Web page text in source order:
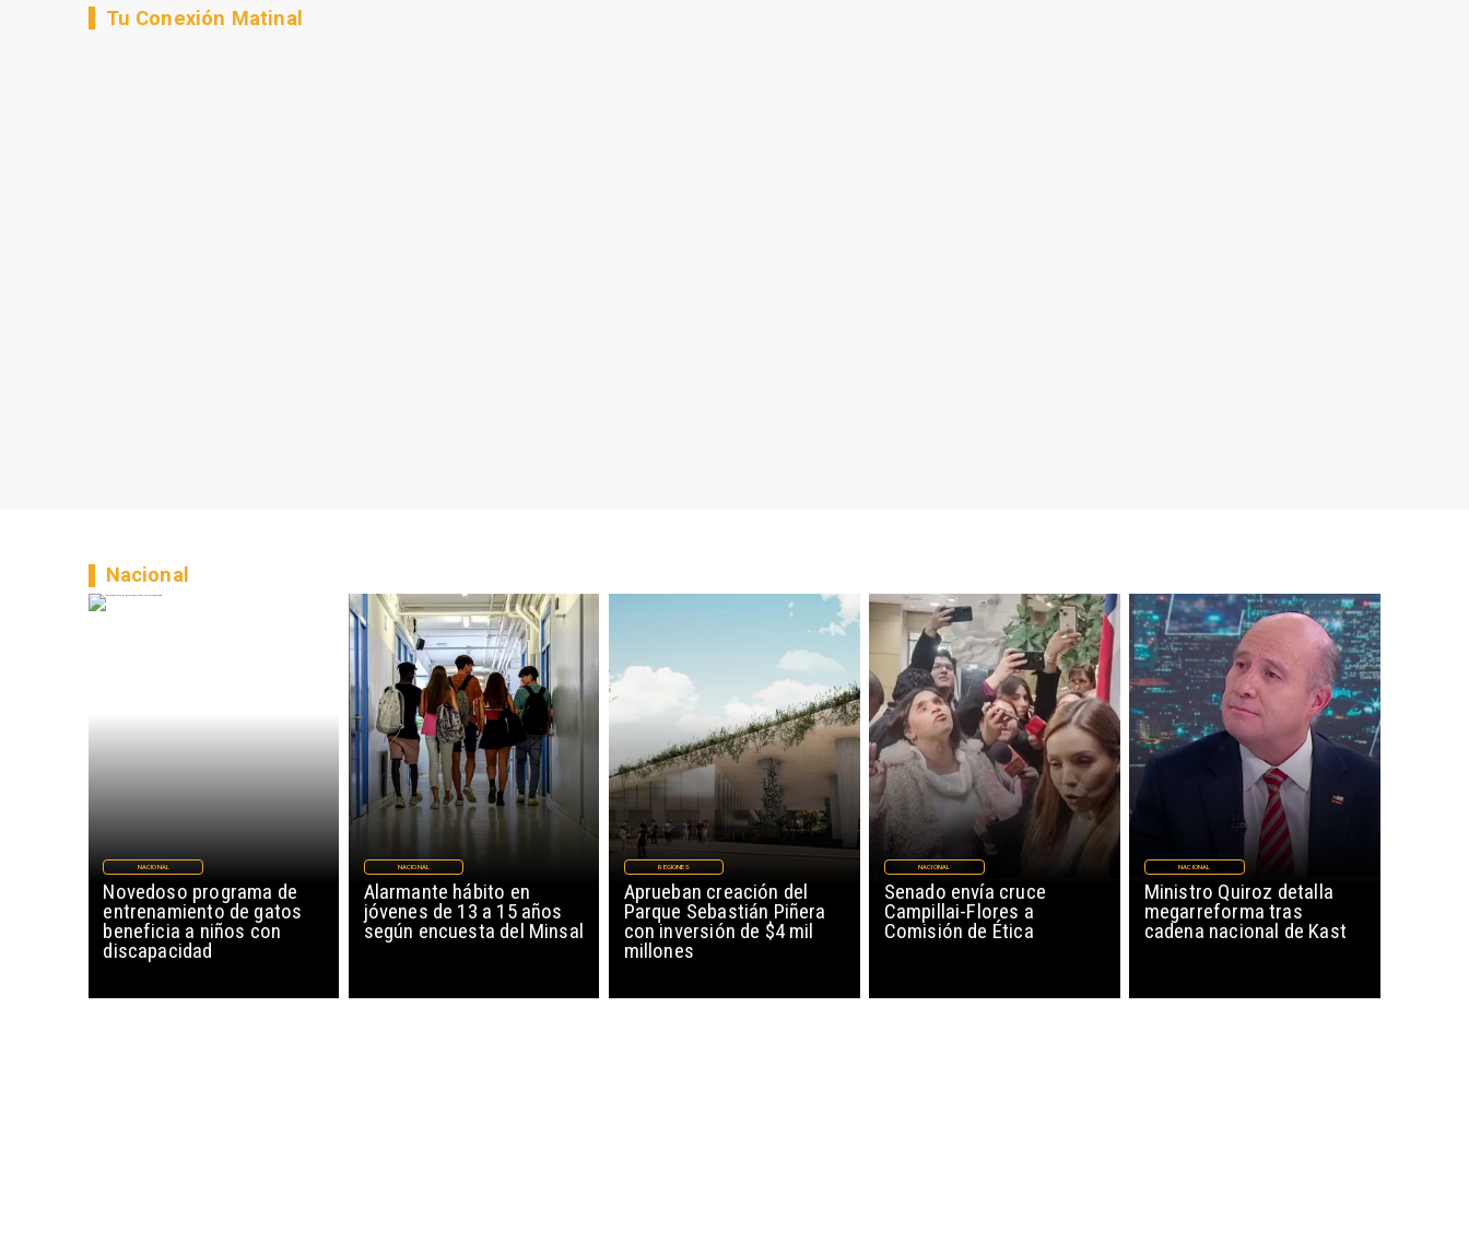
Tu Conexión Matinal
Novedoso programa de
entrenamiento de gatos
beneficia a niños con
discapacidad
NACIONAL
Alarmante hábito en
jóvenes de 13 a 15 años
según encuesta del Minsal
NACIONAL
Aprueban creación del
Parque Sebastián Piñera
con inversión de $4 mil
millones
REGIONES
Senado envía cruce
Campillai-Flores a
Comisión de Ética
NACIONAL
Ministro Quiroz detalla
megarreforma tras
cadena nacional de Kast
NACIONAL
Nacional